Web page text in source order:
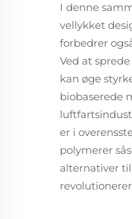
I denne
vellykket
forbedrer
Ved at
kan øge
biobaserede
er i
polymerer
alternativer